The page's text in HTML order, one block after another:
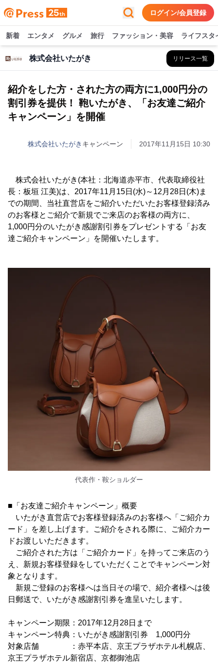
ログイン/会員登録
新着 エンタメ グルメ 旅行 ファッション・美容 ライフスタ
株式会社いたがき リリース一覧
紹介をした方・された方の両方に1,000円分の
割引券を提供！ 鞄いたがき、「お友達ご紹介
キャンペーン」を開催
株式会社いたがき キャンペーン 2017年11月15日 10:30
株式会社いたがき(本社：北海道赤平市、代表取締役社
長：板垣 江美)は、2017年11月15日(水)～12月28日(木)ま
での期間、当社直営店をご紹介いただいたお客様登録済み
のお客様とご紹介で新規でご来店のお客様の両方に、
1,000円分のいたがき感謝割引券をプレゼントする「お友
達ご紹介キャンペーン」を開催いたします。
代表作・鞍ショルダー
■「お友達ご紹介キャンペーン」概要
いたがき直営店でお客様登録済みのお客様へ「ご紹介カ
ード」を差し上げます。ご紹介をされる際に、ご紹介カー
ドお渡しいただきます。
ご紹介された方は「ご紹介カード」を持ってご来店のう
え、新規お客様登録をしていただくことでキャンペーン対
象となります。
新規ご登録のお客様へは当日その場で、紹介者様へは後
日郵送で、いたがき感謝割引券を進呈いたします。
キャンペーン期限：2017年12月28日まで
キャンペーン特典：いたがき感謝割引券 1,000円分
対象店舗 ：赤平本店、京王プラザホテル札幌店、
京王プラザホテル新宿店、京都御池店